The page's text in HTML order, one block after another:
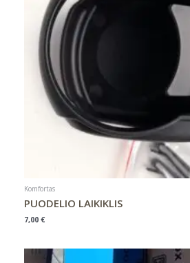
Komfortas
PUODELIO LAIKIKLIS
7,00 €